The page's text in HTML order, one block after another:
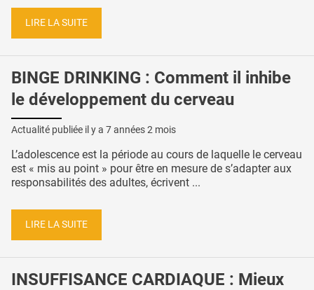
LIRE LA SUITE
BINGE DRINKING : Comment il inhibe
le développement du cerveau
Actualité publiée il y a 7 années 2 mois
L’adolescence est la période au cours de laquelle le cerveau
est « mis au point » pour être en mesure de s’adapter aux
responsabilités des adultes, écrivent ...
LIRE LA SUITE
INSUFFISANCE CARDIAQUE : Mieux